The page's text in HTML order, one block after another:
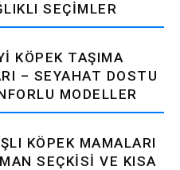
SEÇIMLER
KÖPEK TAŞIMA
– SEYAHAT DOSTU
MODELLER
KÖPEK MAMALARI
SEÇKISI VE KISA